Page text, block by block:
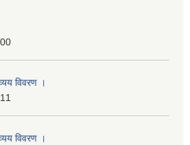
विवरण ।
विवरण ।